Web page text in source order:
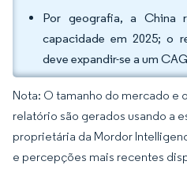
Por geografia, a China
capacidade em 2025; o
deve expandir-se a um
Nota: O tamanho do mercado e
relatório são gerados usando a
proprietária da Mordor
e percepções mais recentes